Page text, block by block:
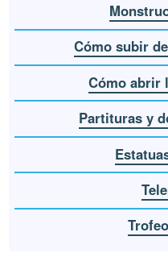
Cómo subir
Cómo abrir
Partituras y